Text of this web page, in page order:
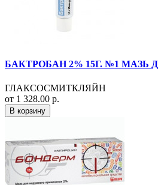
БАКТРОБАН 2% 15Г. №1
ГЛАКСОСМИТКЛЯЙН
от 1 328.00 р.
В корзину